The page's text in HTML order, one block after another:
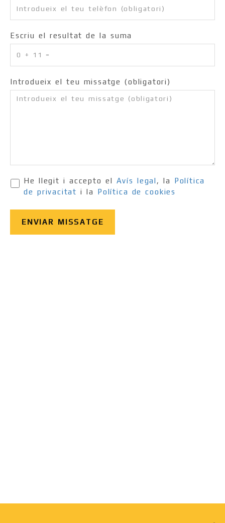
Escriu el resultat de la suma
Introdueix el teu missatge (obligatori)
He llegit i accepto el Avís legal , la Política
de privacitat i la Política de cookies
ENVIAR MISSATGE